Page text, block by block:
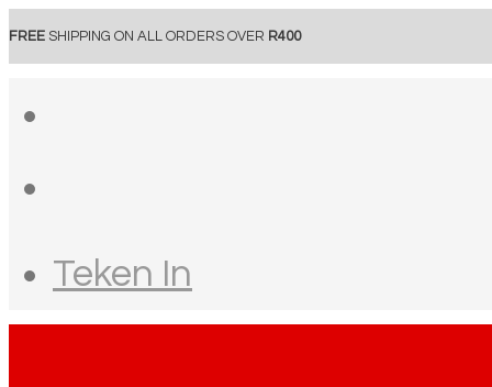
FREE SHIPPING ON ALL ORDERS OVER R400
Teken In